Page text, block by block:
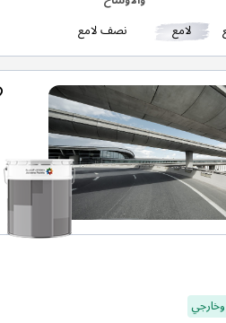
لامع نصف لامع